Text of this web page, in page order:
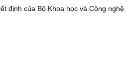
định của Bộ Khoa học và Công nghệ.